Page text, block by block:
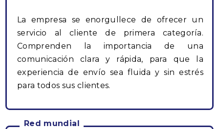
La empresa se enorgullece de ofrecer un
servicio al cliente de primera categoría.
Comprenden la importancia de una
comunicación clara y rápida, para que la
experiencia de envío sea fluida y sin estrés
para todos sus clientes.
Red mundial